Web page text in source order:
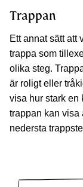
Trappan
Ett annat sätt att
trappa som
olika steg.
är roligt eller
visa hur stark en
trappan kan visa
nedersta